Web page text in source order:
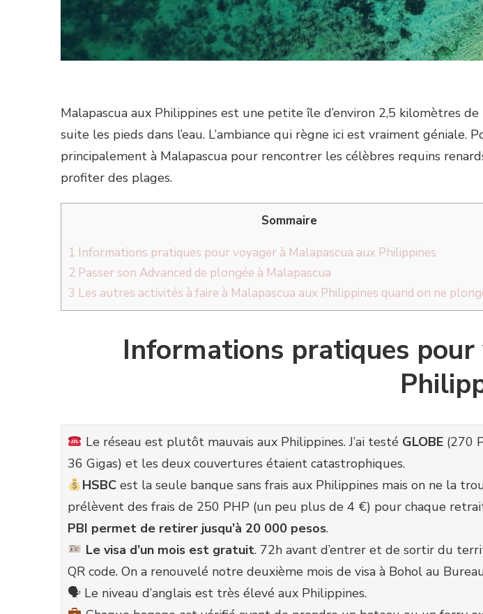
Malapascua aux Philippines est une petite île d’environ 2,5 kilomètres
suite les pieds dans l’eau. L’ambiance qui règne ici est vraiment géniale.
principalement à Malapascua pour rencontrer les célèbres requins
profiter des plages.
Sommaire
1 Informations pratiques pour voyager à Malapascua aux Philippines
2 Passer son Advanced de plongée à Malapascua
3 Les autres activités à faire à Malapascua aux Philippines quand on ne
Informations pratiques
Le réseau est plutôt mauvais aux Philippines. J’ai testé GLOBE(270
36 Gigas) et les deux couvertures étaient catastrophiques.
HSBCest la seule banque sans frais aux Philippines mais on ne la
prélèvent des frais de 250 PHP (un peu plus de 4 €) pour chaque
PBI permet de retirer jusqu’à 20 000 pesos.
Le visa d’un mois est gratuit. 72h avant d’entrer et de sortir du
QR code. On a renouvelé notre deuxième mois de visa à Bohol au
🗣 Le niveau d’anglais est très élevé aux Philippines.